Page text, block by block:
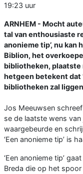
19:23 uur
ARNHEM - Mocht
tal van enthousiaste
anonieme tip’, nu kan
Biblion, het
bibliotheken, plaatste
hetgeen betekent dat
bibliotheken zal
Jos Meeuwsen
se de laatste wens van
waargebeurde en
‘Een anonieme tip’ is
‘Een anonieme tip’
Breda die op het